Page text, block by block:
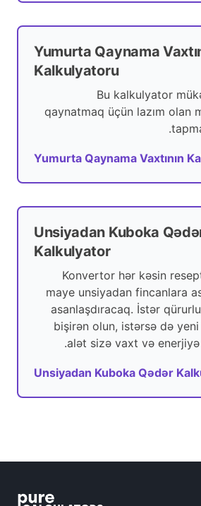
Yumurta Qaynama
Kalkulyatoru
Bu kalkulyator
qaynatmaq üçün lazım olan
Yumurta Qaynama Vaxtının
Unsiyadan Kuboka
Kalkulyator
Konvertor hər kəsin
maye unsiyadan fincanlara
asanlaşdıracaq. İstər
bişirən olun, istərsə də
alət sizə vaxt və
Unsiyadan Kuboka Qədər